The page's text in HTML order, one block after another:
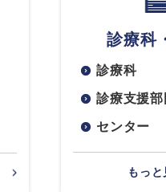
診療科
診療科
診療支援部
センター
もっと